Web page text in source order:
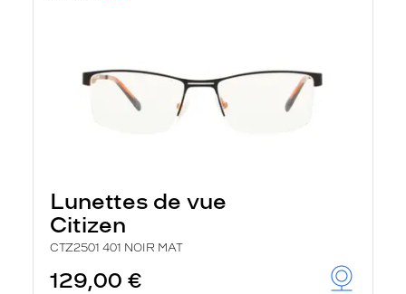
Lunettes de vue
Citizen
CTZ2501 401 NOIR MAT
129,00 €